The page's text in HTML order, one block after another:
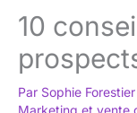
10
Par Sophie Forestier
Marketing et vente